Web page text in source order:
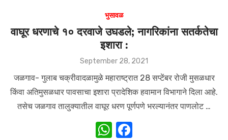
s
A
p
p
b
o
k
भुसावळ
वाघूर धरणाचे १० दरवाजे उघडले; नागरिकांना सतर्कतेचा
इशारा :
Posted
September 28, 2021
जळगाव- गुलाब चक्रीवादळामुळे महाराष्ट्रात 28 सप्टेंबर रोजी मुसळधार
किंवा अतिमुसळधार पावसाचा इशारा प्रादेशिक हवामान विभागाने दिला आहे.
तसेच जळगाव तालुक्यातील वाघूर धरण पूर्णपणे भरल्यानंतर पाणलोट …
W